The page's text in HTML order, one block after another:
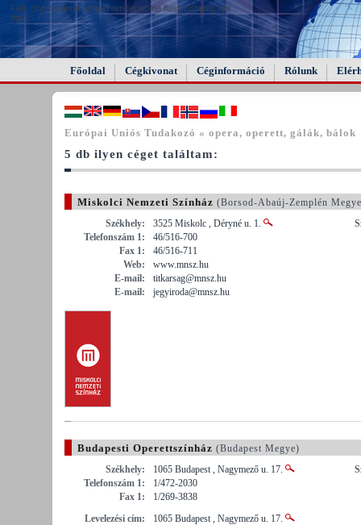
FAIL (the browser should render some flash content, not
this).
Főoldal Cégkivonat Céginformáció Rólunk
Európai Uniós Tudakozó « opera, operett, gálák, bálok
5 db ilyen céget találtam:
Miskolci Nemzeti Színház (Borsod-Abaúj-Zemplén
Székhely:
3525 Miskolc , Déryné u. 1.
Telefonszám 1:
46/516-700
Fax 1:
46/516-711
Web:
www.mnsz.hu
E-mail:
titkarsag@mnsz.hu
E-mail:
jegyiroda@mnsz.hu
Budapesti Operettszínház (Budapest Megye)
Székhely:
1065 Budapest , Nagymező u. 17.
Telefonszám 1:
1/472-2030
Fax 1:
1/269-3838
Levelezési cím:
1065 Budapest , Nagymező u. 17.